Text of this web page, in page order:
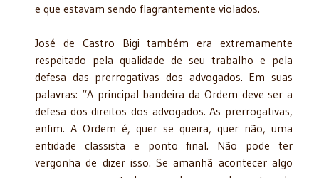
e que estavam sendo flagrantemente violados.
José de Castro Bigi também era extremamente
respeitado pela qualidade de seu trabalho e pela
defesa das prerrogativas dos advogados. Em suas
palavras: “A principal bandeira da Ordem deve ser a
defesa dos direitos dos advogados. As prerrogativas,
enfim. A Ordem é, quer se queira, quer não, uma
entidade classista e ponto final. Não pode ter
vergonha de dizer isso. Se amanhã acontecer algo